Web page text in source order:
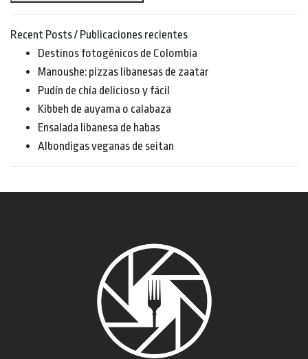
Recent Posts / Publicaciones recientes
Destinos fotogénicos de Colombia
Manoushe: pizzas libanesas de zaatar
Pudín de chía delicioso y fácil
Kibbeh de auyama o calabaza
Ensalada libanesa de habas
Albondigas veganas de seitan